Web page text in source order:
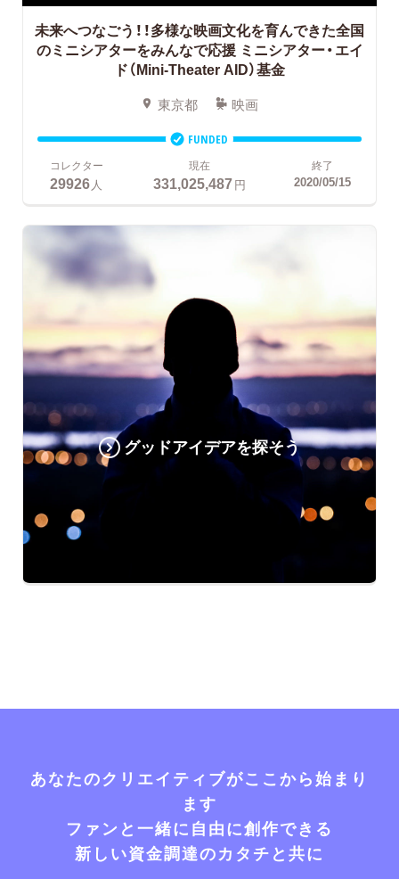
未来へつなごう！！多様な映画文化を育んできた全国
のミニシアターをみんなで応援ミニシアター・エイ
ド（Mini-Theater AID）基金
東京都 映画
FUNDED
コレクター
29926人
現在
331,025,487円
終了
2020/05/15
グッドアイデアを探そう
あなたのクリエイティブがここから始まり
ます
ファンと一緒に自由に創作できる
新しい資金調達のカタチと共に